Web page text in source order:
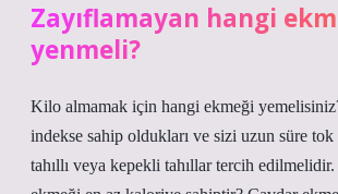
Zayıflamayan hangi
yenmeli?
Kilo almamak için hangi ekmeği
indekse sahip oldukları ve sizi uzun süre
tahıllı veya kepekli tahıllar tercih